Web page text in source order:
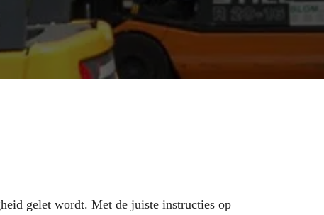
gelet wordt. Met de juiste instructies op